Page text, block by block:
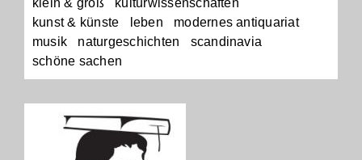
klein & groß
kulturwissenschaften
kunst & künste
leben
modernes antiquariat
musik
naturgeschichten
scandinavia
schöne sachen